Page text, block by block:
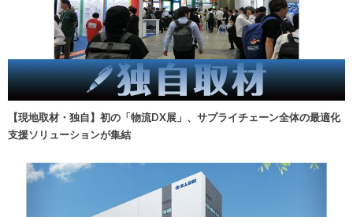
【現地取材・独自】初の「物流DX展」、サプライチェーン全体の最適化
支援ソリューションが集結